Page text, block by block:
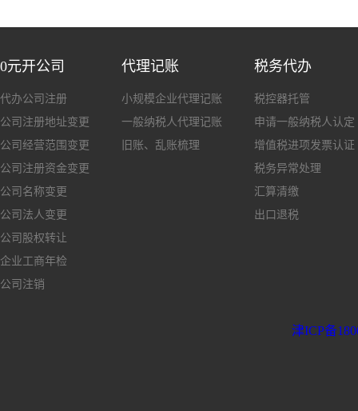
0元开公司
代办公司注册
公司注册地址变更
公司经营范围变更
公司注册资金变更
公司名称变更
公司法人变更
公司股权转让
企业工商年检
公司注销
代理记账
小规模企业代理记账
一般纳税人代理记账
旧账、乱账梳理
税务代办
税控器托管
申请一般纳税人认定
增值税进项发票认证
税务异常处理
汇算清缴
出口退税
津ICP备